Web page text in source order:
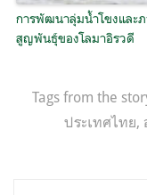
การพัฒนาลุ่มน้ำโขงและภ
สูญพันธุ์ของโลมาอิรวดี
Tags from the
ประเทศไทย,